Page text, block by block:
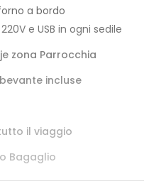
a bordo
e USB in ogni sedile
zona Parrocchia
incluse
il viaggio
Bagaglio